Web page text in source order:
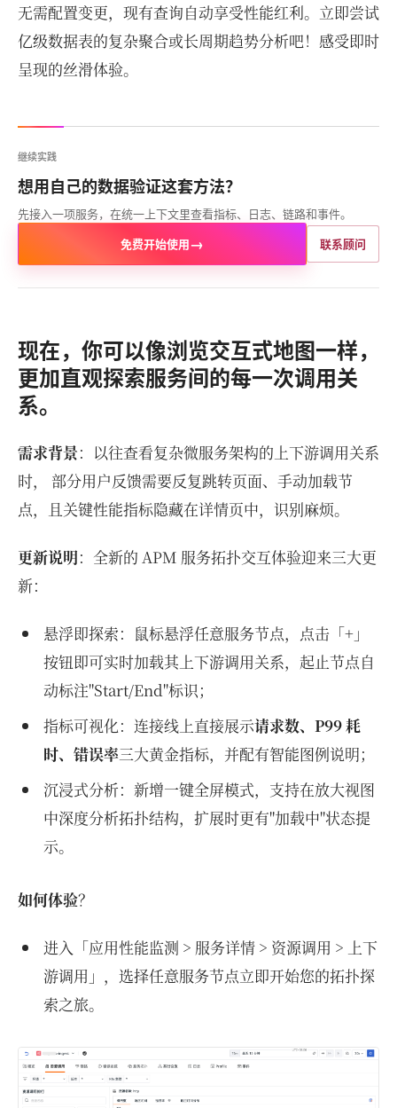
无需配置变更，现有查询自动享受性能红利。立即尝试
亿级数据表的复杂聚合或长周期趋势分析吧！感受即时
呈现的丝滑体验。
继续实践
想用自己的数据验证这套方法？
先接入一项服务，在统一上下文里查看指标、日志、链路和事件。
免费开始使用→ 联系顾问
现在，你可以像浏览交互式地图一样，
更加直观探索服务间的每一次调用关
系。
需求背景：以往查看复杂微服务架构的上下游调用关系
时， 部分用户反馈需要反复跳转页面、手动加载节
点，且关键性能指标隐藏在详情页中，识别麻烦。
更新说明：全新的 APM 服务拓扑交互体验迎来三大更
新：
悬浮即探索：鼠标悬浮任意服务节点，点击「+」
按钮即可实时加载其上下游调用关系，起止节点自
动标注"Start/End"标识；
指标可视化：连接线上直接展示请求数、P99 耗
时、错误率三大黄金指标，并配有智能图例说明；
沉浸式分析：新增一键全屏模式，支持在放大视图
中深度分析拓扑结构，扩展时更有"加载中"状态提
示。
如何体验？
进入「应用性能监测 > 服务详情 > 资源调用 > 上下
游调用」，选择任意服务节点立即开始您的拓扑探
索之旅。